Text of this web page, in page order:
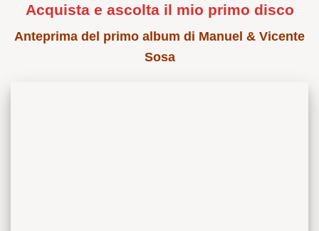
Acquista e ascolta il mio primo disco
Anteprima del primo album di Manuel & Vicente
Sosa